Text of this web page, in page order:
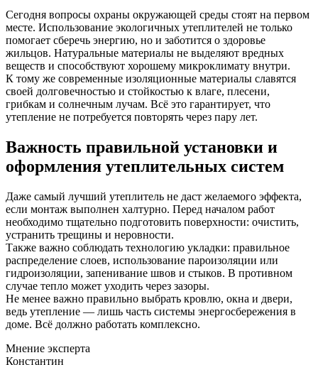
Сегодня вопросы охраны окружающей среды стоят на первом
месте. Использование экологичных утеплителей не только
помогает сберечь энергию, но и заботится о здоровье
жильцов. Натуральные материалы не выделяют вредных
веществ и способствуют хорошему микроклимату внутри.
К тому же современные изоляционные материалы славятся
своей долговечностью и стойкостью к влаге, плесени,
грибкам и солнечным лучам. Всё это гарантирует, что
утепление не потребуется повторять через пару лет.
Важность правильной установки и
оформления утеплительных систем
Даже самый лучший утеплитель не даст желаемого эффекта,
если монтаж выполнен халтурно. Перед началом работ
необходимо тщательно подготовить поверхности: очистить,
устранить трещины и неровности.
Также важно соблюдать технологию укладки: правильное
распределение слоев, использование пароизоляции или
гидроизоляции, запенивание швов и стыков. В противном
случае тепло может уходить через зазоры.
Не менее важно правильно выбрать кровлю, окна и двери,
ведь утепление — лишь часть системы энергосбережения в
доме. Всё должно работать комплексно.
Мнение эксперта
Константин